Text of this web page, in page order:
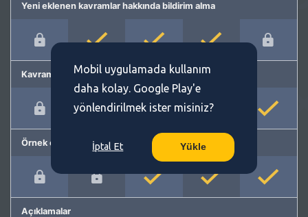
Yeni eklenen kavramlar hakkında bildirim alma
Kavram önerme
Örnek cümleler
Açıklamalar
Mobil uygulamada kullanım
daha kolay. Google Play'e
yönlendirilmek ister misiniz?
İptal Et Yükle